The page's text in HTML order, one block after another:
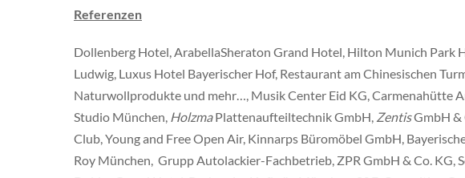
Referenzen
Dollenberg Hotel, ArabellaSheraton Grand Hotel, Hilton Munich Park
Ludwig, Luxus Hotel Bayerischer Hof, Restaurant am Chinesischen
Naturwollprodukte und mehr…, Musik Center Eid KG, Carmenahütte
Studio München, HolzmaPlattenaufteiltechnik GmbH, ZentisGmbH &
Club, Young and Free Open Air, Kinnarps Büromöbel GmbH,
Roy München, Grupp Autolackier-Fachbetrieb, ZPR GmbH & Co. KG,